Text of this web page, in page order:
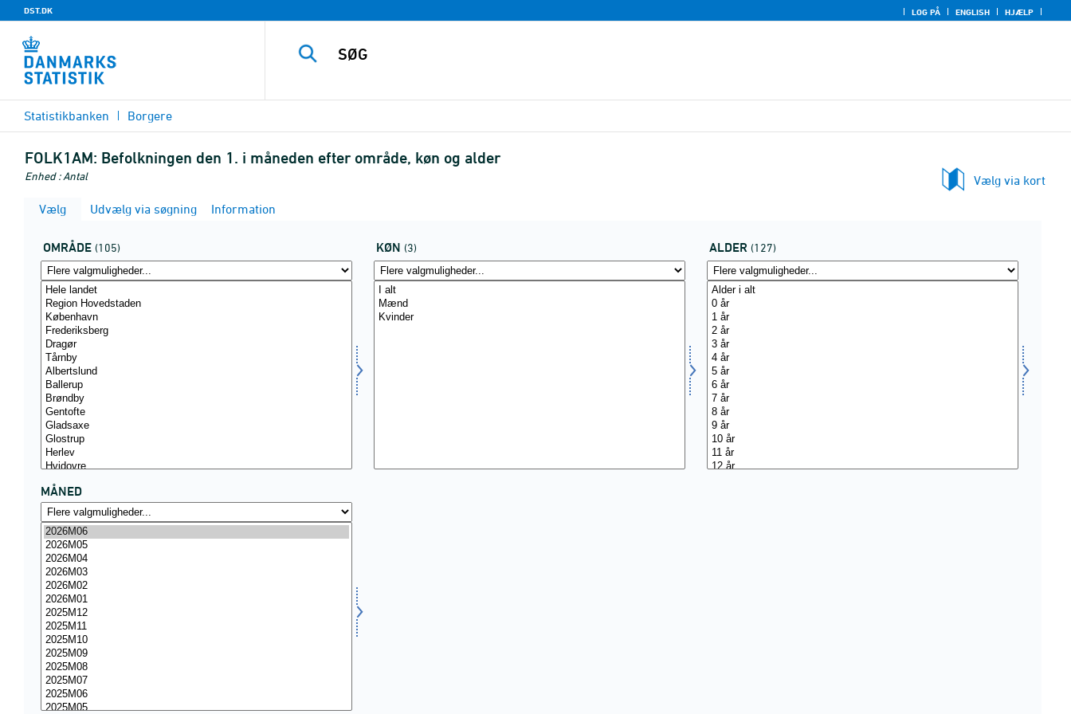
DST.DK LOG PÅ ENGLISH HJÆLP
Statistikbanken Borgere
FOLK1AM: Befolkningen den 1. i måneden efter område, køn og alder
Enhed : Antal
Vælg via kort
Vælg
Udvælg via søgning Information
OMRÅDE (105) KØN (3) ALDER (127)
MÅNED